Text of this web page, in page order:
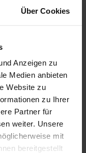
Über Cookies
Anzeigen zu
Medien anbieten
Website zu
zu Ihrer
Partner für
weiter. Unsere
mit
bereitgestellt
Dafür
sich